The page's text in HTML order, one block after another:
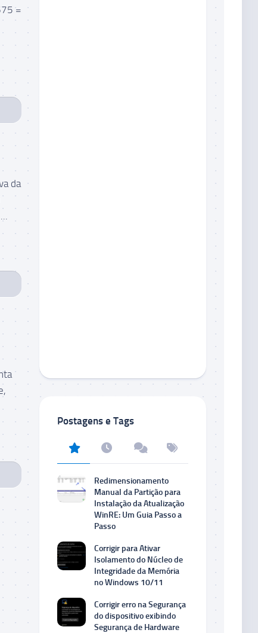
=
da
Postagens e Tags
Redimensionamento
Manual da Partição para
Instalação da Atualização
WinRE: Um Guia Passo a
Passo
Corrigir para Ativar
Isolamento do Núcleo de
Integridade da Memória
no Windows 10/11
Corrigir erro na Segurança
do dispositivo exibindo
Segurança de Hardware